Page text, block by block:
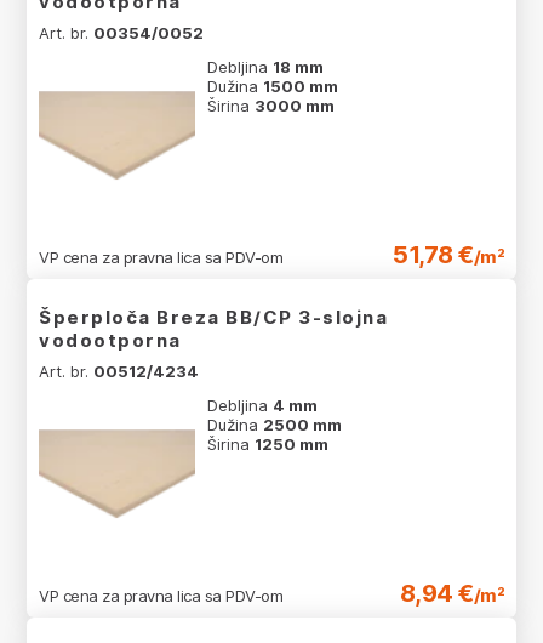
Art. br. 00354/0052
Debljina 18 mm
Dužina 1500 mm
Širina 3000 mm
VP cena za pravna lica sa PDV-om 51,78 €/m²
Šperploča Breza BB/CP 3-slojna
vodootporna
Art. br. 00512/4234
Debljina 4 mm
Dužina 2500 mm
Širina 1250 mm
VP cena za pravna lica sa PDV-om 8,94 €/m²